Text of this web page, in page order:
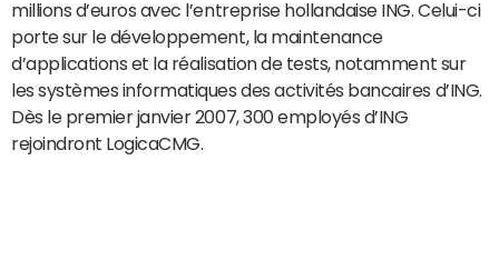
millions d’euros avec l’entreprise hollandaise ING. Celui-ci
porte sur le développement, la maintenance
d’applications et la réalisation de tests, notamment sur
les systèmes informatiques des activités bancaires d’ING.
Dès le premier janvier 2007, 300 employés d’ING
rejoindront LogicaCMG.